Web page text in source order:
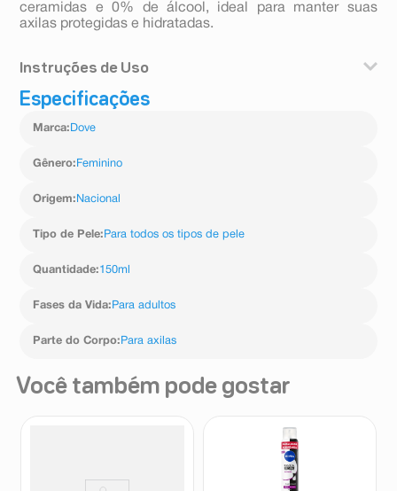
ceramidas e 0% de álcool, ideal para manter suas
axilas protegidas e hidratadas.
Instruções de Uso
Agite bem antes de usar. Aplicar nas axilas limpas e
Especificações
Marca: Dove
Gênero: Feminino
Origem: Nacional
Tipo de Pele: Para todos os tipos de pele
Quantidade:150ml
Fases da Vida: Para adultos
Parte do Corpo: Para axilas
Você também pode gostar